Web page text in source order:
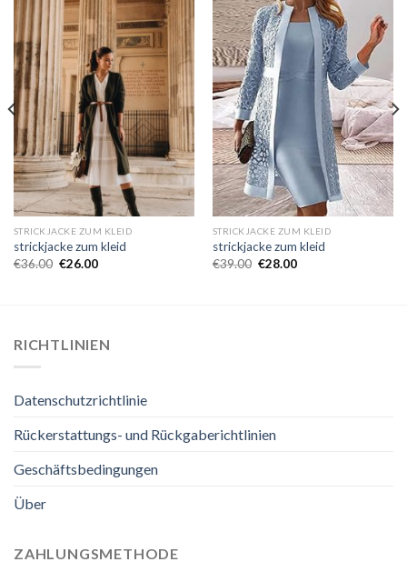
STRICKJACKE ZUM KLEID
strickjacke zum kleid
€36.00 €26.00
STRICKJACKE ZUM KLEID
strickjacke zum kleid
€39.00 €28.00
RICHTLINIEN
Datenschutzrichtlinie
Rückerstattungs- und Rückgaberichtlinien
Geschäftsbedingungen
Über
ZAHLUNGSMETHODE